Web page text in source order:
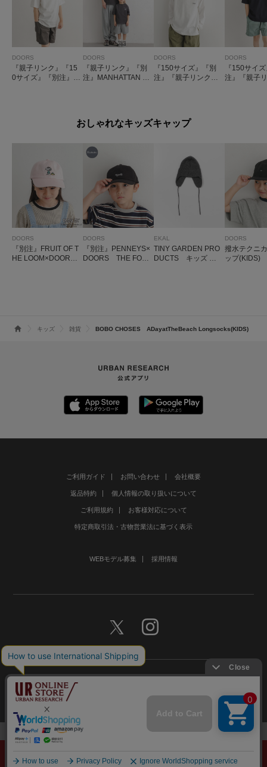
DOORS
『親子リンク』『15
0サイズ』『別注』M
DOORS
『親子リンク』『別
注』MANHATTAN P
DOORS
『150サイズ』『別
注』『親子リンク』P
DOORS
『150サイ
注』『親子
おしゃれなキッズキャップ
DOORS
『別注』FRUIT OF T
HE LOOM×DOORS
DOORS
『別注』PENNEYS×
DOORS THE FOX
EKAL
TINY GARDEN PRO
DUCTS キッズ フ
DOORS
撥水テクニ
ップ(KIDS)
キッズ 雑貨 BOBO CHOSES ADayatTheBeach Longsocks(KIDS)
ご利用ガイド お問い合わせ 会社概要
返品特約 個人情報の取り扱いについて
ご利用規約 お客様対応について
特定商取引法・古物営業法に基づく表示
WEBモデル募集 採用情報
©URBAN RESEARCH Co., Ltd.All rights Reserved.